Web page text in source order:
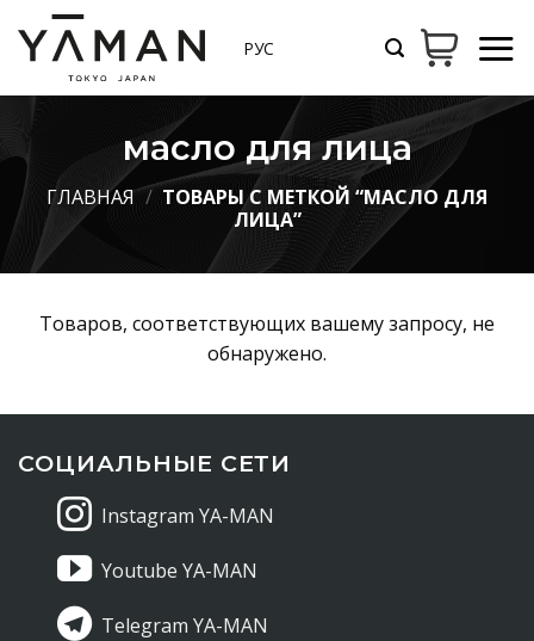
РУС
масло для лица
ГЛАВНАЯ / ТОВАРЫ С МЕТКОЙ “МАСЛО ДЛЯ
ЛИЦА”
Товаров, соответствующих вашему запросу, не
обнаружено.
СОЦИАЛЬНЫЕ СЕТИ
Instagram YA-MAN
Youtube YA-MAN
Telegram YA-MAN